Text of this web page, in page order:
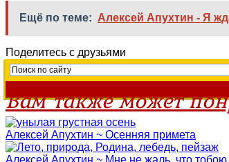
Ещё по теме: Алексей Апухтин - Я
Поделитесь с друзьями
Вам также может
Алексей Апухтин ~ Осенняя примета
Алексей Апухтин ~ Мне не жаль, что